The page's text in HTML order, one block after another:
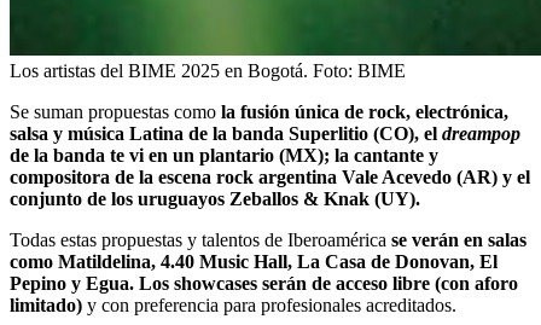
Los artistas del BIME 2025 en Bogotá. Foto: BIME
Se suman propuestas como la fusión única de rock, electrónica,
salsa y música Latina de la banda Superlitio (CO), el dreampop
de la banda te vi en un plantario (MX); la cantante y
compositora de la escena rock argentina Vale Acevedo (AR) y el
conjunto de los uruguayos Zeballos & Knak (UY).
Todas estas propuestas y talentos de Iberoamérica se verán en salas
como Matildelina, 4.40 Music Hall, La Casa de Donovan, El
Pepino y Egua. Los showcases serán de acceso libre (con aforo
limitado) y con preferencia para profesionales acreditados.